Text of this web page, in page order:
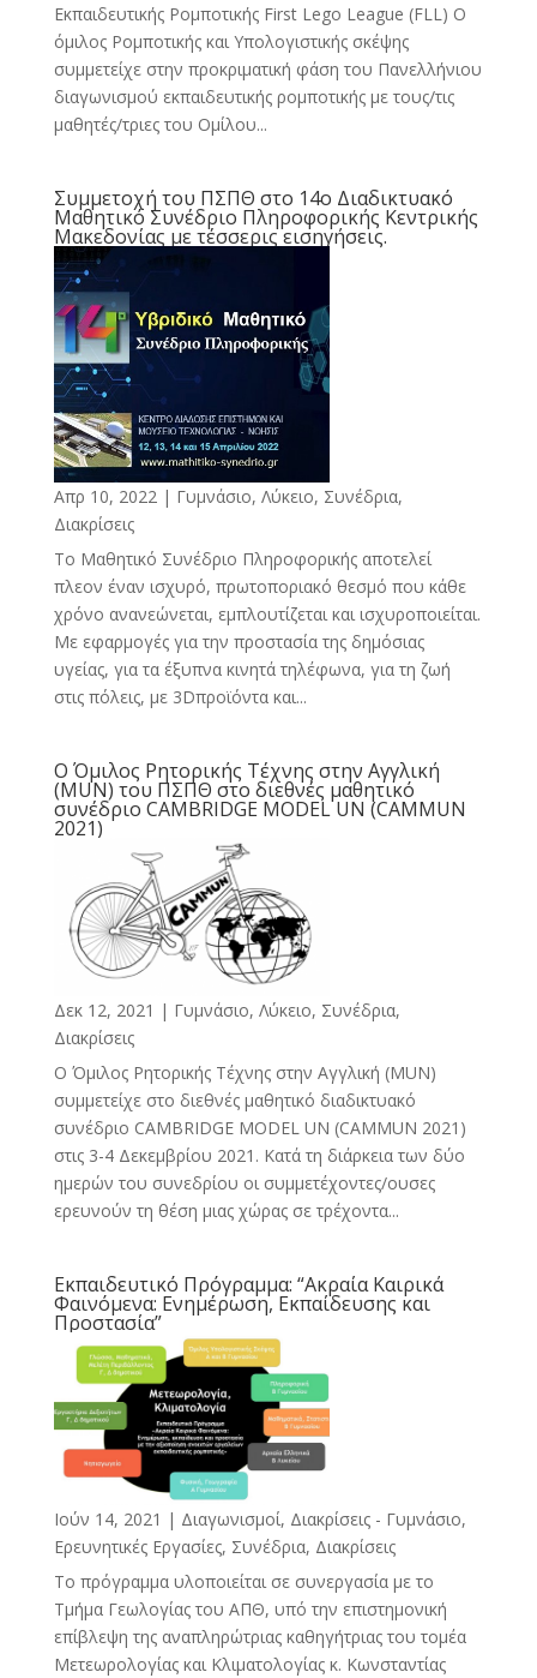
Εκπαιδευτικής Ρομποτικής First Lego League (FLL) Ο
όμιλος Ρομποτικής και Υπολογιστικής σκέψης
συμμετείχε στην προκριματική φάση του Πανελλήνιου
διαγωνισμού εκπαιδευτικής ρομποτικής με τους/τις
μαθητές/τριες του Ομίλου...
Συμμετοχή του ΠΣΠΘ στο 14ο Διαδικτυακό
Μαθητικό Συνέδριο Πληροφορικής Κεντρικής
Μακεδονίας με τέσσερις εισηγήσεις.
Απρ 10, 2022 | Γυμνάσιο, Λύκειο, Συνέδρια,
Διακρίσεις
Το Μαθητικό Συνέδριο Πληροφορικής αποτελεί
πλεον έναν ισχυρό, πρωτοποριακό θεσμό που κάθε
χρόνο ανανεώνεται, εμπλουτίζεται και ισχυροποιείται.
Με εφαρμογές για την προστασία της δημόσιας
υγείας, για τα έξυπνα κινητά τηλέφωνα, για τη ζωή
στις πόλεις, με 3Dπροϊόντα και...
Ο Όμιλος Ρητορικής Τέχνης στην Αγγλική
(MUN) του ΠΣΠΘ στο διεθνές μαθητικό
συνέδριο CAMBRIDGE MODEL UN (CAMMUN
2021)
Δεκ 12, 2021 | Γυμνάσιο, Λύκειο, Συνέδρια,
Διακρίσεις
Ο Όμιλος Ρητορικής Τέχνης στην Αγγλική (MUN)
συμμετείχε στο διεθνές μαθητικό διαδικτυακό
συνέδριο CAMBRIDGE MODEL UN (CAMMUN 2021)
στις 3-4 Δεκεμβρίου 2021. Κατά τη διάρκεια των δύο
ημερών του συνεδρίου οι συμμετέχοντες/ουσες
ερευνούν τη θέση μιας χώρας σε τρέχοντα...
Εκπαιδευτικό Πρόγραμμα: “Ακραία Καιρικά
Φαινόμενα: Ενημέρωση, Εκπαίδευσης και
Προστασία”
Ιούν 14, 2021 | Διαγωνισμοί, Διακρίσεις - Γυμνάσιο,
Ερευνητικές Εργασίες, Συνέδρια, Διακρίσεις
Το πρόγραμμα υλοποιείται σε συνεργασία με το
Τμήμα Γεωλογίας του ΑΠΘ, υπό την επιστημονική
επίβλεψη της αναπληρώτριας καθηγήτριας του τομέα
Μετεωρολογίας και Κλιματολογίας κ. Κωνσταντίας